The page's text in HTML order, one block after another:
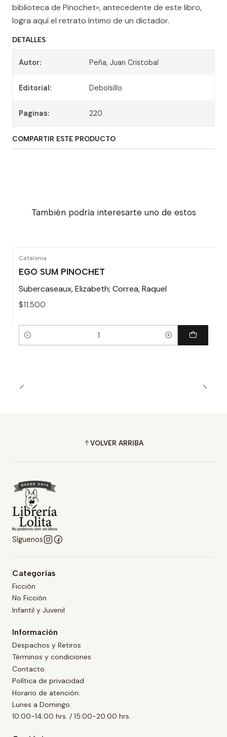
biblioteca de Pinochet», antecedente de este libro,
logra aquí el retrato íntimo de un dictador.
DETALLES
Autor: Peña, Juan Cristobal
Editorial: Debolsillo
Paginas: 220
COMPARTIR ESTE PRODUCTO
También podría interesarte uno de estos
Catalonia
EGO SUM PINOCHET
Subercaseaux, Elizabeth; Correa, Raquel
$11.500
Cantidad
VOLVER ARRIBA
Síguenos
Categorías
Ficción
No Ficción
Infantil y Juvenil
Información
Despachos y Retiros
Términos y condiciones
Contacto
Política de privacidad
Horario de atención:
Lunes a Domingo:
10:00-14:00 hrs. / 15:00-20:00 hrs.